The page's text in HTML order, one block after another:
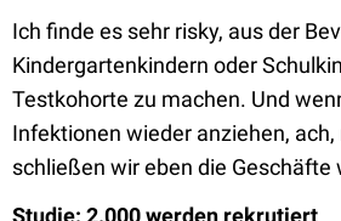
Ich finde es sehr risky, aus der
Kindergartenkindern oder
Testkohorte zu machen. Und
Infektionen wieder anziehen, ach,
schließen wir eben die Geschäfte
Studie: 2.000 werden rekrutiert